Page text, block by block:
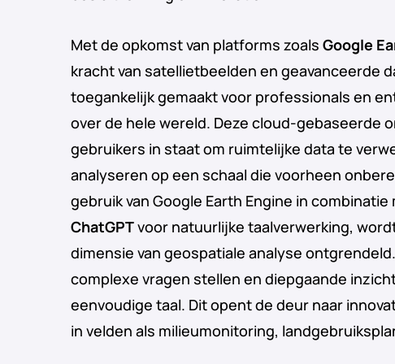
Met de opkomst van platforms zoals Google
kracht van satellietbeelden en geavanceerde
toegankelijk gemaakt voor professionals en
over de hele wereld. Deze cloud-gebaseerde
gebruikers in staat om ruimtelijke data te
analyseren op een schaal die voorheen
gebruik van Google Earth Engine in combinatie
ChatGPTvoor natuurlijke taalverwerking,
dimensie van geospatiale analyse
complexe vragen stellen en diepgaande
eenvoudige taal. Dit opent de deur naar
in velden als milieumonitoring,